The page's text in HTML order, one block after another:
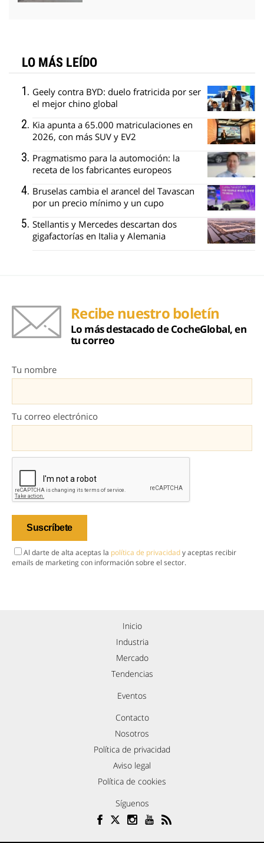
LO MÁS LEÍDO
Geely contra BYD: duelo fratricida por ser
el mejor chino global
Kia apunta a 65.000 matriculaciones en
2026, con más SUV y EV2
Pragmatismo para la automoción: la
receta de los fabricantes europeos
Bruselas cambia el arancel del Tavascan
por un precio mínimo y un cupo
Stellantis y Mercedes descartan dos
gigafactorías en Italia y Alemania
Recibe nuestro boletín
Lo más destacado de CocheGlobal, en
tu correo
Tu nombre
Tu correo electrónico
Al darte de alta aceptas la política de privacidady aceptas recibir
emails de marketing con información sobre el sector.
Inicio
Industria
Mercado
Tendencias
Eventos
Contacto
Nosotros
Política de privacidad
Aviso legal
Política de cookies
Síguenos